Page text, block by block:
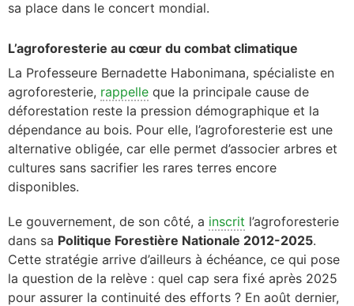
sa place dans le concert mondial.
L’agroforesterie au cœur du combat climatique
La Professeure Bernadette Habonimana, spécialiste en
agroforesterie, rappelle que la principale cause de
déforestation reste la pression démographique et la
dépendance au bois. Pour elle, l’agroforesterie est une
alternative obligée, car elle permet d’associer arbres et
cultures sans sacrifier les rares terres encore
disponibles.
Le gouvernement, de son côté, a inscrit l’agroforesterie
dans sa Politique Forestière Nationale 2012-2025.
Cette stratégie arrive d’ailleurs à échéance, ce qui pose
la question de la relève : quel cap sera fixé après 2025
pour assurer la continuité des efforts ? En août dernier,